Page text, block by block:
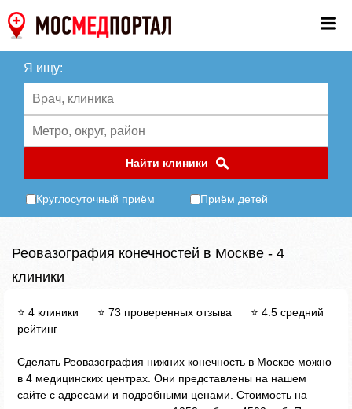
Я ищу:
Найти клиники
Круглосуточный приём Приём детей
Реовазография конечностей в Москве - 4
клиники
⭐ 4 клиники ⭐ 73 проверенных отзыва ⭐ 4.5 средний
рейтинг
Сделать Реовазография нижних конечность в Москве можно
в 4 медицинских центрах. Они представлены на нашем
сайте с адресами и подробными ценами. Стоимость на